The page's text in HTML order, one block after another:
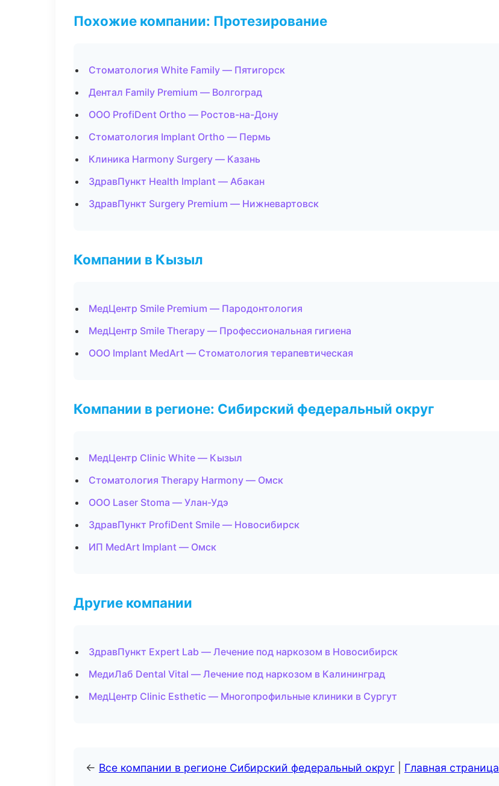
Похожие компании: Протезирование
Стоматология White Family — Пятигорск
Дентал Family Premium — Волгоград
ООО ProfiDent Ortho — Ростов-на-Дону
Стоматология Implant Ortho — Пермь
Клиника Harmony Surgery — Казань
ЗдравПункт Health Implant — Абакан
ЗдравПункт Surgery Premium — Нижневартовск
Компании в Кызыл
МедЦентр Smile Premium — Пародонтология
МедЦентр Smile Therapy — Профессиональная гигиена
ООО Implant MedArt — Стоматология терапевтическая
Компании в регионе: Сибирский федеральный округ
МедЦентр Clinic White — Кызыл
Стоматология Therapy Harmony — Омск
ООО Laser Stoma — Улан-Удэ
ЗдравПункт ProfiDent Smile — Новосибирск
ИП MedArt Implant — Омск
Другие компании
ЗдравПункт Expert Lab — Лечение под наркозом в Новосибирск
МедиЛаб Dental Vital — Лечение под наркозом в Калининград
МедЦентр Clinic Esthetic — Многопрофильные клиники в Сургут
← Все компании в регионе Сибирский федеральный округ Главная страница